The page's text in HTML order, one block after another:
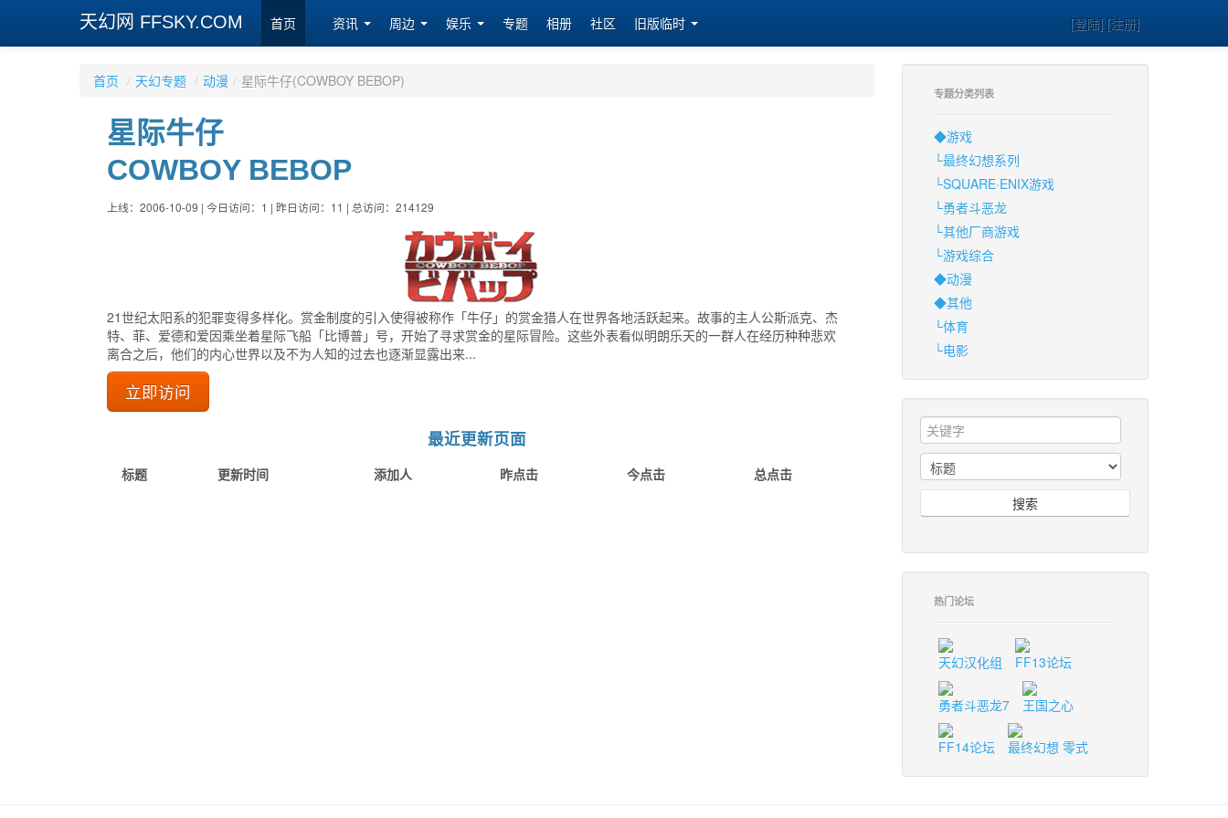
天幻网 FFSKY.COM 首页 资讯 周边 娱乐 专题 相册 社区 旧版临时 [登陆] [注册]
首页 / 天幻专题 / 动漫 / 星际牛仔(COWBOY BEBOP)
星际牛仔
COWBOY BEBOP
上线：2006-10-09 | 今日访问：1 | 昨日访问：11 | 总访问：214129
21世纪太阳系的犯罪变得多样化。赏金制度的引入使得被称作「牛仔」的赏金猎人在世界各地活跃起来。故事的主人公斯派克、杰
特、菲、爱德和爱因乘坐着星际飞船「比博普」号，开始了寻求赏金的星际冒险。这些外表看似明朗乐天的一群人在经历种种悲欢
离合之后，他们的内心世界以及不为人知的过去也逐渐显露出来...
立即访问
最近更新页面
标题
更新时间 添加人 昨点击 今点击 总点击
专题分类列表
◆游戏
└最终幻想系列
└SQUARE·ENIX游戏
└勇者斗恶龙
└其他厂商游戏
└游戏综合
◆动漫
◆其他
└体育
└电影
搜索
热门论坛
天幻汉化组 FF13论坛
勇者斗恶龙7 王国之心
FF14论坛 最终幻想 零式